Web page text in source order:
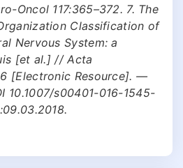
Oncol 117:365–372. 7. The
Classification of
Nervous System: a
[et al.] // Acta
[Electronic Resource]. —
10.1007/s00401-016-1545-